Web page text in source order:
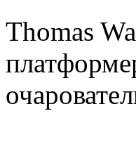
Thomas